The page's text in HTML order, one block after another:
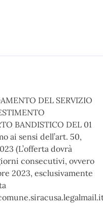
DEL SERVIZIO
BANDISTICO DEL 01
ai sensi dell’art. 50,
(L’offerta dovrà
consecutivi, ovvero
2023, esclusivamente